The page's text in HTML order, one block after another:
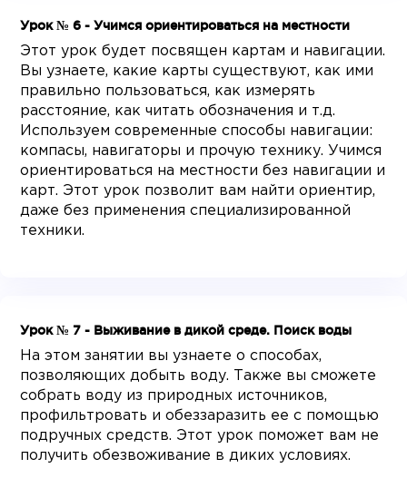
Урок № 6 - Учимся ориентироваться на местности
Этот урок будет посвящен картам и навигации.
Вы узнаете, какие карты существуют, как ими
правильно пользоваться, как измерять
расстояние, как читать обозначения и т.д.
Используем современные способы навигации:
компасы, навигаторы и прочую технику. Учимся
ориентироваться на местности без навигации и
карт. Этот урок позволит вам найти ориентир,
даже без применения специализированной
техники.
Урок № 7 - Выживание в дикой среде. Поиск воды
На этом занятии вы узнаете о способах,
позволяющих добыть воду. Также вы сможете
собрать воду из природных источников,
профильтровать и обеззаразить ее с помощью
подручных средств. Этот урок поможет вам не
получить обезвоживание в диких условиях.